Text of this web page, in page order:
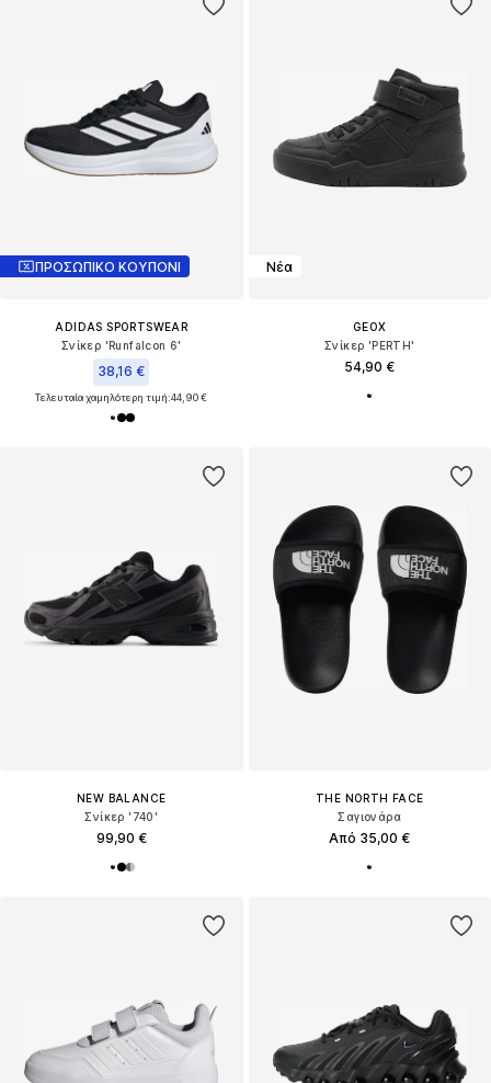
ΠΡΟΣΩΠΙΚΟ ΚΟΥΠΟΝΙ
ADIDAS SPORTSWEAR
Σνίκερ 'Runfalcon 6'
38,16 €
Τελευταία χαμηλότερη τιμή:44,90 €
Νέα
GEOX
Σνίκερ 'PERTH'
54,90 €
NEW BALANCE
Σνίκερ '740'
99,90 €
THE NORTH FACE
Σαγιονάρα
Από 35,00 €